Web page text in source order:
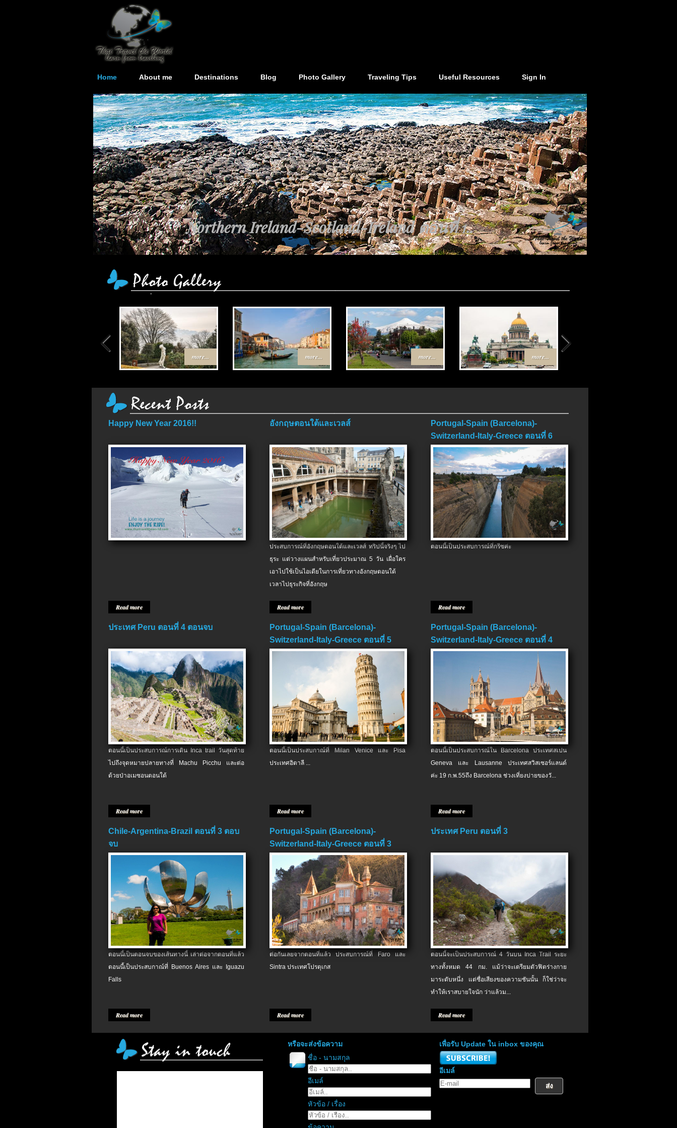
Home About me Destinations Blog Photo Gallery Traveling Tips Useful Resources Sign In
เส้นทาง Egypt-Jordan ตอนที่ 4 ตอนจบ..
more... more... more... more...
Happy New Year 2016!!
Read more
อังกฤษตอนใต้และเวลส์
ประสบการณ์ที่อังกฤษตอนใต้และเวลส์ ทริปนี้จริงๆ ไป
ธุระ แต่วางแผนสำหรับเที่ยวประมาณ 5 วัน เผื่อใคร
เอาไปใช้เป็นไอเดียในการเที่ยวทางอังกฤษตอนใต้
เวลาไปธุระกิจที่อังกฤษ
Read more
Portugal-Spain (Barcelona)-
Switzerland-Italy-Greece ตอนที่ 6
ตอนจบ
ตอนนี้เป็นประสบการณ์ที่กรีซค่ะ
Read more
ประเทศ Peru ตอนที่ 4 ตอนจบ
ตอนนี้เป็นประสบการณ์การเดิน Inca trail วันสุดท้าย
ไปถึงจุดหมายปลายทางที่ Machu Picchu และต่อ
ด้วยป่าอเมซอนตอนใต้
Read more
Portugal-Spain (Barcelona)-
Switzerland-Italy-Greece ตอนที่ 5
ตอนนี้เป็นประสบกาณ์ที่ Milan Venice และ Pisa
ประเทศอิตาลี ...
Read more
Portugal-Spain (Barcelona)-
Switzerland-Italy-Greece ตอนที่ 4
ตอนนี้เป็นประสบการณ์ใน Barcelona ประเทศสเปน
Geneva และ Lausanne ประเทศสวิสเซอร์แลนด์
ค่ะ 19 ก.พ.​55ถึง Barcelona ช่วงเที่ยงบ่ายของวั...
Read more
Chile-Argentina-Brazil ตอนที่ 3 ตอบ
จบ
ตอนนี้เป็นตอนจบของเส้นทางนี้ เล่าต่อจากตอนที่แล้ว
ตอนนี้เป็นประสบกาณ์ที่ Buenos Aires และ Iguazu
Falls
Read more
Portugal-Spain (Barcelona)-
Switzerland-Italy-Greece ตอนที่ 3
ต่อกันเลยจากตอนที่แล้ว ประสบการณ์ที่ Faro และ
Sintra ประเทศโปรตุเกส
Read more
ประเทศ Peru ตอนที่ 3
ตอนนี้จะเป็นประสบการณ์ 4 วันบน Inca Trail ระยะ
ทางทั้งหมด 44 กม. แม้ว่าจะเตรียมตัวฟิตร่างกาย
มาระดับหนึ่ง แต่ชื่อเสียงของความชันนั้น ก็ใช่ว่าจะ
ทำให้เราสบายใจนัก ว่าแล้วม...
Read more
หรือจะส่งข้อความ
ชื่อ - นามสกุล
อีเมล์
หัวข้อ / เรื่อง
เพื่อรับ Update ใน inbox ของคุณ
อีเมล์
ส่ง